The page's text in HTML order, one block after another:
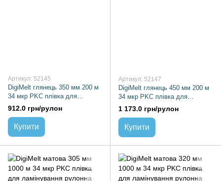
Артикул: 52145
DigiMelt глянець 350 мм 200 м
34 мкр PKC плівка для
ламінування рулонна
912.0 грн/рулон
Купити
Артикул: 52147
DigiMelt глянець 450 мм 200 м
34 мкр PKC плівка для
ламінування рулонна
1 173.0 грн/рулон
Купити